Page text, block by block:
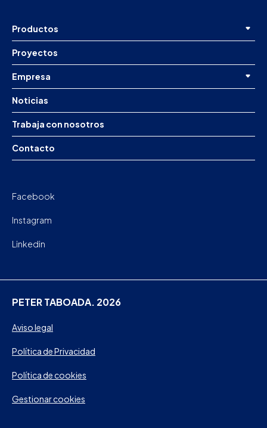
Productos
Proyectos
Empresa
Noticias
Trabaja con nosotros
Contacto
Facebook
Instagram
Linkedin
PETER TABOADA. 2026
Aviso legal
Política de Privacidad
Política de cookies
Gestionar cookies